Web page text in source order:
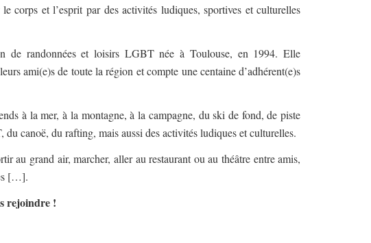
corps et l’esprit par des activités ludiques, sportives et culturelles
de randonnées et loisirs LGBT née à Toulouse, en 1994. Elle
ami(e)s de toute la région et compte une centaine d’adhérent(e)s
à la mer, à la montagne, à la campagne, du ski de fond, de piste
du canoë, du rafting, mais aussi des activités ludiques et culturelles.
au grand air, marcher, aller au restaurant ou au théâtre entre amis,
[…].
rejoindre !